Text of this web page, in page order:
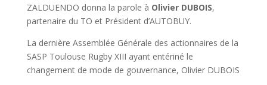
ZALDUENDO donna la parole à Olivier DUBOIS,
partenaire du TO et Président d’AUTOBUY.
La dernière Assemblée Générale des actionnaires de la
SASP Toulouse Rugby XIII ayant entériné le
changement de mode de gouvernance, Olivier DUBOIS